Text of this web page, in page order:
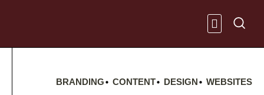
inhoud
BRANDING• CONTENT• DESIGN• WEBSITES